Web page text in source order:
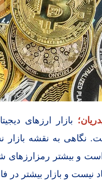
نگاهی به نقشه
و بیشتر
نیست و بازار بیشتر در